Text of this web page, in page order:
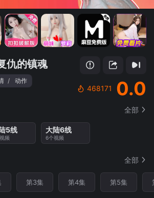
仇的镇魂
/ 动作
468171 0.0
全部
5线
频
大陆6线
6个视频
全部
第3集 第4集 第5集